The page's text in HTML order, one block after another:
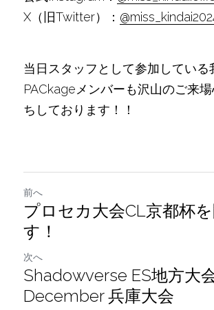
X（旧Twitter）：
当日スタッフとして参加している
PACkageメンバーも沢山のご来
ちしております！！
前へ
プロセカ大会CL京都杯
す！
次へ
Shadowverse ES地方大
December 兵庫大会